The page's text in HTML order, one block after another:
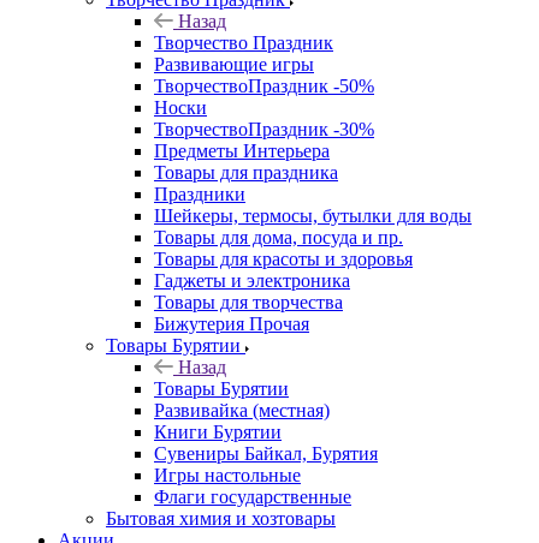
Назад
Творчество Праздник
Развивающие игры
ТворчествоПраздник -50%
Носки
ТворчествоПраздник -30%
Предметы Интерьера
Товары для праздника
Праздники
Шейкеры, термосы, бутылки для воды
Товары для дома, посуда и пр.
Товары для красоты и здоровья
Гаджеты и электроника
Товары для творчества
Бижутерия Прочая
Товары Бурятии
Назад
Товары Бурятии
Развивайка (местная)
Книги Бурятии
Сувениры Байкал, Бурятия
Игры настольные
Флаги государственные
Бытовая химия и хозтовары